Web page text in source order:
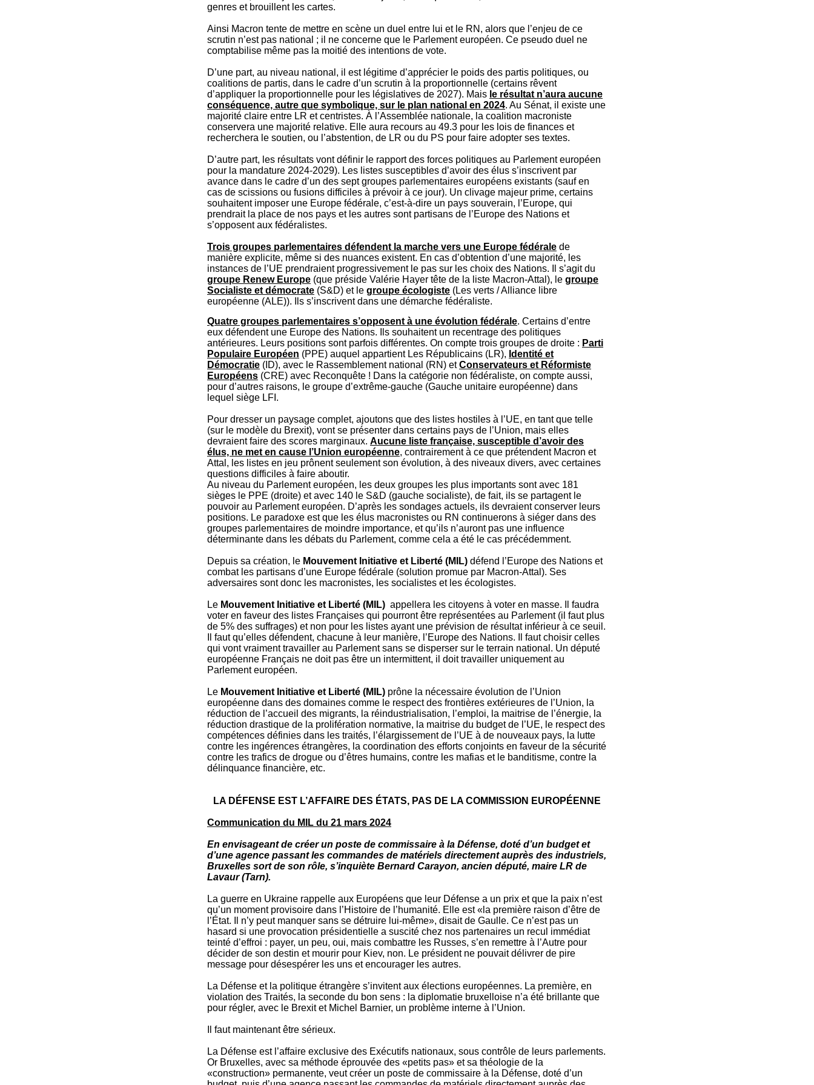
genres et brouillent les cartes.
Ainsi Macron tente de mettre en scène un duel entre lui et le RN, alors que l’enjeu de ce
scrutin n’est pas national ; il ne concerne que le Parlement européen. Ce pseudo duel ne
comptabilise même pas la moitié des intentions de vote.
D’une part, au niveau national, il est légitime d’apprécier le poids des partis politiques, ou
coalitions de partis, dans le cadre d’un scrutin à la proportionnelle (certains rêvent
d’appliquer la proportionnelle pour les législatives de 2027). Mais le résultat n’aura aucune
conséquence, autre que symbolique, sur le plan national en 2024. Au Sénat, il existe une
majorité claire entre LR et centristes. À l’Assemblée nationale, la coalition macroniste
conservera une majorité relative. Elle aura recours au 49.3 pour les lois de finances et
recherchera le soutien, ou l’abstention, de LR ou du PS pour faire adopter ses textes.
D’autre part, les résultats vont définir le rapport des forces politiques au Parlement européen
pour la mandature 2024-2029). Les listes susceptibles d’avoir des élus s’inscrivent par
avance dans le cadre d’un des sept groupes parlementaires européens existants (sauf en
cas de scissions ou fusions difficiles à prévoir à ce jour). Un clivage majeur prime, certains
souhaitent imposer une Europe fédérale, c’est-à-dire un pays souverain, l’Europe, qui
prendrait la place de nos pays et les autres sont partisans de l’Europe des Nations et
s’opposent aux fédéralistes.
Trois groupes parlementaires défendent la marche vers une Europe fédérale de
manière explicite, même si des nuances existent. En cas d’obtention d’une majorité, les
instances de l’UE prendraient progressivement le pas sur les choix des Nations. Il s’agit du
groupe Renew Europe (que préside Valérie Hayer tête de la liste Macron-Attal), le groupe
Socialiste et démocrate (S&D) et le groupe écologiste (Les verts / Alliance libre
européenne (ALE)). Ils s’inscrivent dans une démarche fédéraliste.
Quatre groupes parlementaires s’opposent à une évolution fédérale. Certains d’entre
eux défendent une Europe des Nations. Ils souhaitent un recentrage des politiques
antérieures. Leurs positions sont parfois différentes. On compte trois groupes de droite : Parti
Populaire Européen (PPE) auquel appartient Les Républicains (LR), Identité et
Démocratie (ID), avec le Rassemblement national (RN) etConservateurs et Réformiste
Européens (CRE) avec Reconquête ! Dans la catégorie non fédéraliste, on compte aussi,
pour d’autres raisons, le groupe d’extrême-gauche (Gauche unitaire européenne) dans
lequel siège LFI.
Pour dresser un paysage complet, ajoutons que des listes hostiles à l’UE, en tant que telle
(sur le modèle du Brexit), vont se présenter dans certains pays de l’Union, mais elles
devraient faire des scores marginaux. Aucune liste française, susceptible d’avoir des
élus, ne met en cause l’Union européenne, contrairement à ce que prétendent Macron et
Attal, les listes en jeu prônent seulement son évolution, à des niveaux divers, avec certaines
questions difficiles à faire aboutir.
Au niveau du Parlement européen, les deux groupes les plus importants sont avec 181
sièges le PPE (droite) et avec 140 le S&D (gauche socialiste), de fait, ils se partagent le
pouvoir au Parlement européen. D’après les sondages actuels, ils devraient conserver leurs
positions. Le paradoxe est que les élus macronistes ou RN continuerons à siéger dans des
groupes parlementaires de moindre importance, et qu’ils n’auront pas une influence
déterminante dans les débats du Parlement, comme cela a été le cas précédemment.
Depuis sa création, le Mouvement Initiative et Liberté (MIL) défend l’Europe des Nations et
combat les partisans d’une Europe fédérale (solution promue par Macron-Attal). Ses
adversaires sont donc les macronistes, les socialistes et les écologistes.
Le Mouvement Initiative et Liberté (MIL) appellera les citoyens à voter en masse. Il faudra
voter en faveur des listes Françaises qui pourront être représentées au Parlement (il faut plus
de 5% des suffrages) et non pour les listes ayant une prévision de résultat inférieur à ce seuil.
Il faut qu’elles défendent, chacune à leur manière, l’Europe des Nations. Il faut choisir celles
qui vont vraiment travailler au Parlement sans se disperser sur le terrain national. Un député
européenne Français ne doit pas être un intermittent, il doit travailler uniquement au
Parlement européen.
Le Mouvement Initiative et Liberté (MIL) prône la nécessaire évolution de l’Union
européenne dans des domaines comme le respect des frontières extérieures de l’Union, la
réduction de l’accueil des migrants, la réindustrialisation, l’emploi, la maitrise de l’énergie, la
réduction drastique de la prolifération normative, la maitrise du budget de l’UE, le respect des
compétences définies dans les traités, l’élargissement de l’UE à de nouveaux pays, la lutte
contre les ingérences étrangères, la coordination des efforts conjoints en faveur de la sécurité
contre les trafics de drogue ou d’êtres humains, contre les mafias et le banditisme, contre la
délinquance financière, etc.
LA DÉFENSE EST L’AFFAIRE DES ÉTATS, PAS DE LA COMMISSION EUROPÉENNE
Communication du MIL du 21 mars 2024
En envisageant de créer un poste de commissaire à la Défense, doté d’un budget et
d’une agence passant les commandes de matériels directement auprès des industriels,
Bruxelles sort de son rôle, s’inquiète Bernard Carayon, ancien député, maire LR de
Lavaur (Tarn).
La guerre en Ukraine rappelle aux Européens que leur Défense a un prix et que la paix n’est
qu’un moment provisoire dans l’Histoire de l’humanité. Elle est «la première raison d’être de
l’État. Il n’y peut manquer sans se détruire lui-même», disait de Gaulle. Ce n’est pas un
hasard si une provocation présidentielle a suscité chez nos partenaires un recul immédiat
teinté d’effroi : payer, un peu, oui, mais combattre les Russes, s’en remettre à l’Autre pour
décider de son destin et mourir pour Kiev, non. Le président ne pouvait délivrer de pire
message pour désespérer les uns et encourager les autres.
La Défense et la politique étrangère s’invitent aux élections européennes. La première, en
violation des Traités, la seconde du bon sens : la diplomatie bruxelloise n’a été brillante que
pour régler, avec le Brexit et Michel Barnier, un problème interne à l’Union.
Il faut maintenant être sérieux.
La Défense est l’affaire exclusive des Exécutifs nationaux, sous contrôle de leurs parlements.
Or Bruxelles, avec sa méthode éprouvée des «petits pas» et sa théologie de la
«construction» permanente, veut créer un poste de commissaire à la Défense, doté d’un